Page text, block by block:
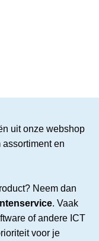
uit onze webshop
en
Neem dan
. Vaak
of andere ICT
voor je